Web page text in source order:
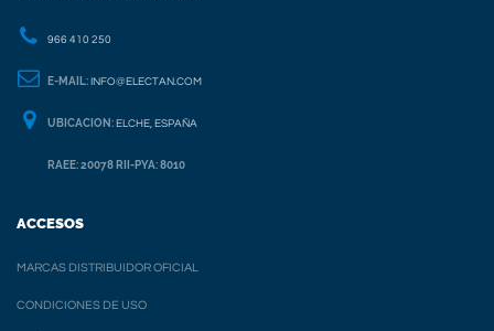
966 410 250
E-MAIL: INFO@ELECTAN.COM
UBICACION: ELCHE, ESPAÑA
RAEE: 20078 RII-PYA: 8010
ACCESOS
MARCAS DISTRIBUIDOR OFICIAL
CONDICIONES DE USO